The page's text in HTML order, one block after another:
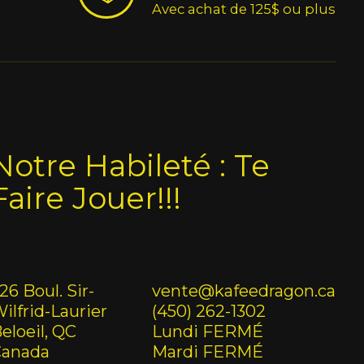
Avec achat de 125$ ou plus
Habileté : Te
Jouer!!!
Boul. Sir-
Laurier
QC
vente@kafeedragon.ca
(450) 262-1302
Lundi FERMÉ
Mardi FERMÉ